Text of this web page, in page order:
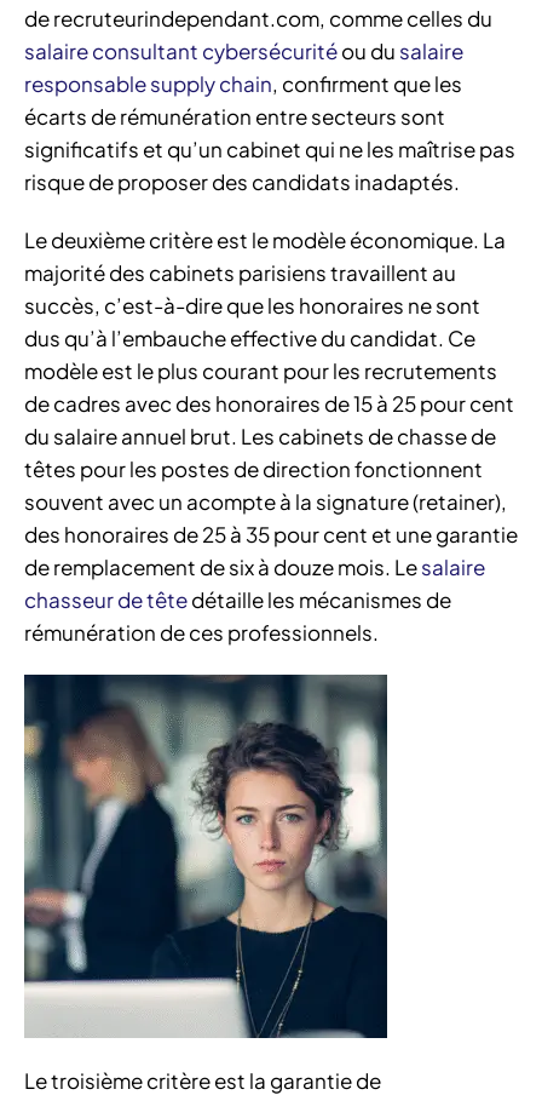
de recruteurindependant.com, comme celles du
salaire consultant cybersécuritéou du salaire
responsable supply chain, confirment que les
écarts de rémunération entre secteurs sont
significatifs et qu’un cabinet qui ne les maîtrise pas
risque de proposer des candidats inadaptés.
Le deuxième critère est le modèle économique. La
majorité des cabinets parisiens travaillent au
succès, c’est-à-dire que les honoraires ne sont
dus qu’à l’embauche effective du candidat. Ce
modèle est le plus courant pour les recrutements
de cadres avec des honoraires de 15 à 25 pour cent
du salaire annuel brut. Les cabinets de chasse de
têtes pour les postes de direction fonctionnent
souvent avec un acompte à la signature (retainer),
des honoraires de 25 à 35 pour cent et une garantie
de remplacement de six à douze mois. Lesalaire
chasseur de têtedétaille les mécanismes de
rémunération de ces professionnels.
Le troisième critère est la garantie de